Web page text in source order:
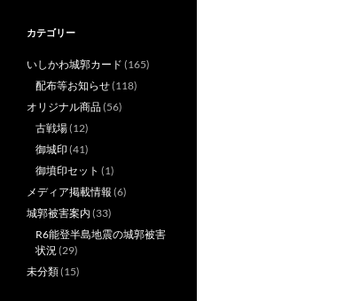
カテゴリー
いしかわ城郭カード (165)
配布等お知らせ(118)
オリジナル商品(56)
古戦場(12)
御城印 (41)
御墳印セット (1)
メディア掲載情報 (6)
城郭被害案内 (33)
R6能登半島地震の城郭被害
状況(29)
未分類(15)